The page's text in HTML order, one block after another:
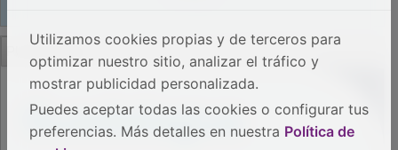
PUBLICIDAD
Utilizamos cookies propias y de terceros para
optimizar nuestro sitio, analizar el tráfico y
mostrar publicidad personalizada.
Puedes aceptar todas las cookies o configurar tus
preferencias. Más detalles en nuestra Política de